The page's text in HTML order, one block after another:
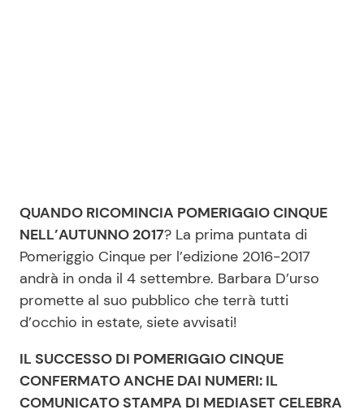
QUANDO RICOMINCIA POMERIGGIO CINQUE
NELL’AUTUNNO 2017? La prima puntata di
Pomeriggio Cinque per l’edizione 2016-2017
andrà in onda il 4 settembre. Barbara D’urso
promette al suo pubblico che terrà tutti
d’occhio in estate, siete avvisati!
IL SUCCESSO DI POMERIGGIO CINQUE
CONFERMATO ANCHE DAI NUMERI: IL
COMUNICATO STAMPA DI MEDIASET CELEBRA